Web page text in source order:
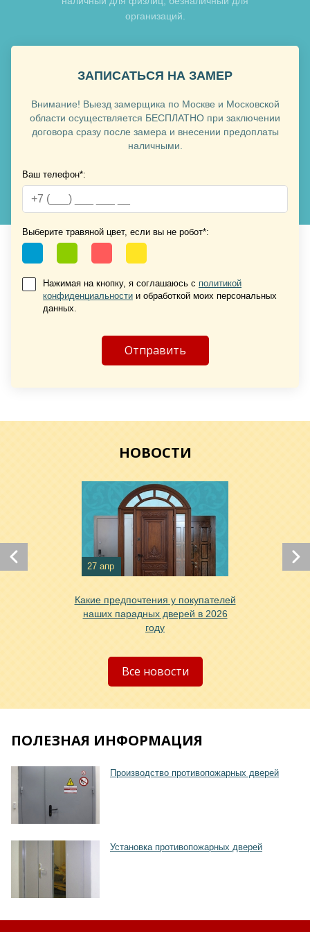
организаций.
ЗАПИСАТЬСЯ НА ЗАМЕР
Внимание! Выезд замерщика по Москве и Московской
области осуществляется БЕСПЛАТНО при заключении
договора сразу после замера и внесении предоплаты
наличными.
Ваш телефон*:
Выберите травяной цвет, если вы не робот*:
Нажимая на кнопку, я соглашаюсь с политикой
конфиденциальности и обработкой моих персональных
данных.
НОВОСТИ
27 апр
Какие предпочтения у покупателей
наших парадных дверей в 2026
году
Все новости
ПОЛЕЗНАЯ ИНФОРМАЦИЯ
Производство противопожарных дверей
Установка противопожарных дверей